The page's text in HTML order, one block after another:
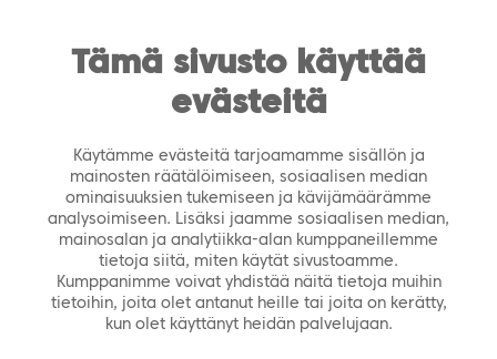
Tämä sivusto käyttää
evästeitä
Käytämme evästeitä tarjoamamme sisällön ja
mainosten räätälöimiseen, sosiaalisen median
ominaisuuksien tukemiseen ja kävijämäärämme
analysoimiseen. Lisäksi jaamme sosiaalisen median,
mainosalan ja analytiikka-alan kumppaneillemme
tietoja siitä, miten käytät sivustoamme.
Kumppanimme voivat yhdistää näitä tietoja muihin
tietoihin, joita olet antanut heille tai joita on kerätty,
kun olet käyttänyt heidän palvelujaan.
https://tiera.fi/name FI SV